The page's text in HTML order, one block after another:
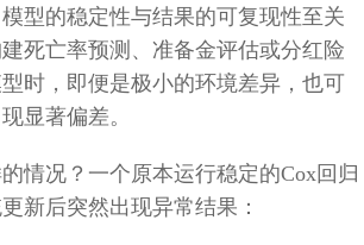
型的稳定性与结果的可复现性至关
死亡率预测、准备金评估或分红险
时，即便是极小的环境差异，也可
显著偏差。
情况？一个原本运行稳定的Cox回归
新后突然出现异常结果：